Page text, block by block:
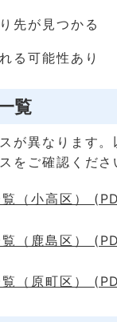
先が見つかる
る可能性あり
覧
が異なります
をご確認くださ
（小高区）
覧（鹿島区）
覧（原町区）